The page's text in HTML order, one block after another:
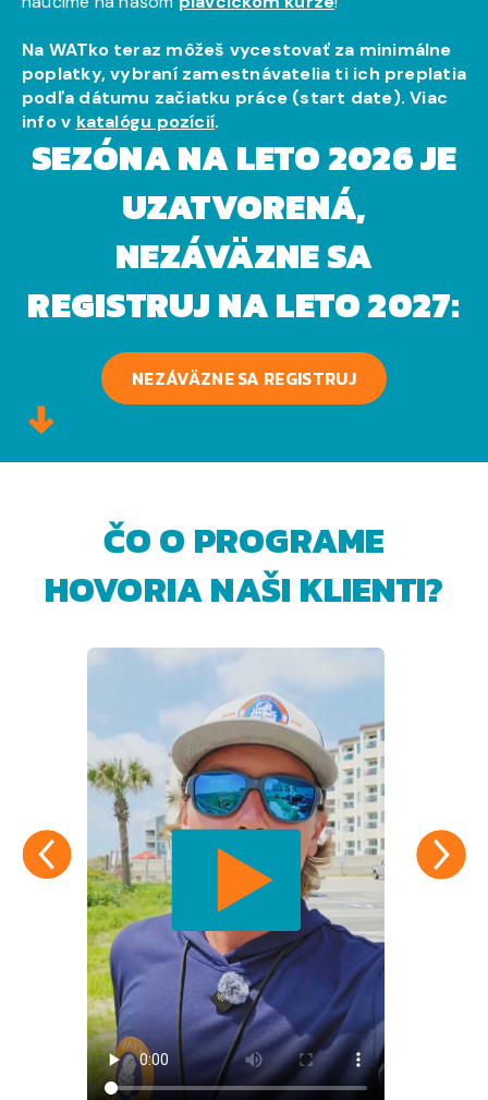
Na WATko teraz môžeš vycestovať za minimálne
poplatky, vybraní zamestnávatelia ti ich preplatia
podľa dátumu začiatku práce (start date). Viac
info v katalógu pozícií.
SEZÓNA NA LETO 2026 JE
UZATVORENÁ,
NEZÁVÄZNE SA
REGISTRUJ NA LETO 2027:
NEZÁVÄZNE SA REGISTRUJ
ČO O PROGRAME
HOVORIA NAŠI KLIENTI?